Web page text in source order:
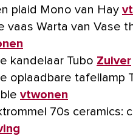
plaid Mono van Hay
vaas Warta van Vase
kandelaar Tubo Zuiver
oplaadbare tafellamp
vtwonen
70s ceramics: